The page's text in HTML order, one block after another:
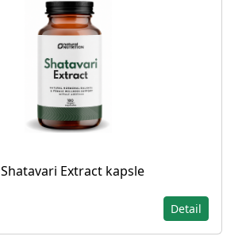
Shatavari Extract kapsle
Detail